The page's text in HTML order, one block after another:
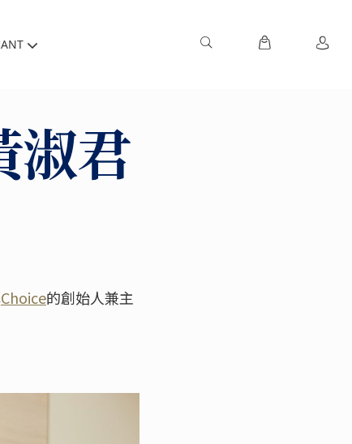
淑君
Choice的創始人兼主